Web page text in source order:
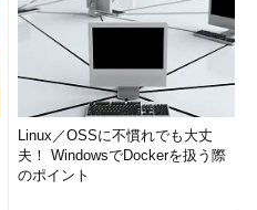
Linux／OSSに不慣れでも大丈
夫！ WindowsでDockerを扱う際
のポイント